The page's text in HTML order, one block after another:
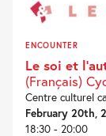
ENCOUNTER
Le soi et
(Français)
Centre culturel
February 20th,
18:30 - 20:00